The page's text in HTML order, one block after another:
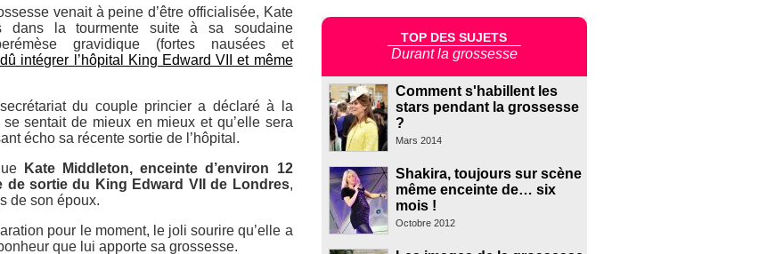
venait à peine d’être officialisée, Kate
dans la tourmente suite à sa soudaine
gravidique (fortes nausées et
intégrer l’hôpital King Edward VII et même
du couple princier a déclaré à la
sentait de mieux en mieux et qu’elle sera
écho sa récente sortie de l’hôpital.
Kate Middleton, enceinte d’environ 12
sortie du King Edward VII de Londres,
de son époux.
pour le moment, le joli sourire qu’elle a
que lui apporte sa grossesse.
TOP DES SUJETS
Durant la grossesse
Comment s'habillent les
stars pendant la grossesse
?
Mars 2014
Shakira, toujours sur scène
même enceinte de… six
mois !
Octobre 2012